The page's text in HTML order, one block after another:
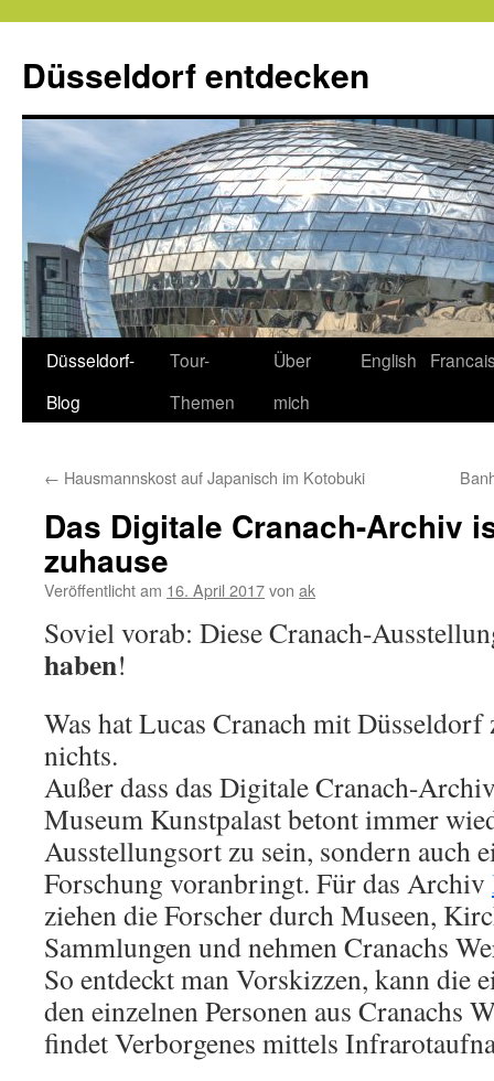
springen
Düsseldorf entdecken
Düsseldorf-
Blog
Tour-
Themen
Über
mich
English
← Hausmannskost auf Japanisch im Kotobuki
Das Digitale Cranach-Archiv
zuhause
Veröffentlicht am 16. April 2017von ak
Soviel vorab: Diese Cranach-
haben!
Was hat Lucas Cranach mit
nichts.
Außer dass das Digitale Cranach-
Museum Kunstpalast betont immer
Ausstellungsort zu sein, sondern auch
Forschung voranbringt. Für das Archiv
ziehen die Forscher durch Museen,
Sammlungen und nehmen Cranachs
So entdeckt man Vorskizzen, kann die
den einzelnen Personen aus Cranachs
findet Verborgenes mittels